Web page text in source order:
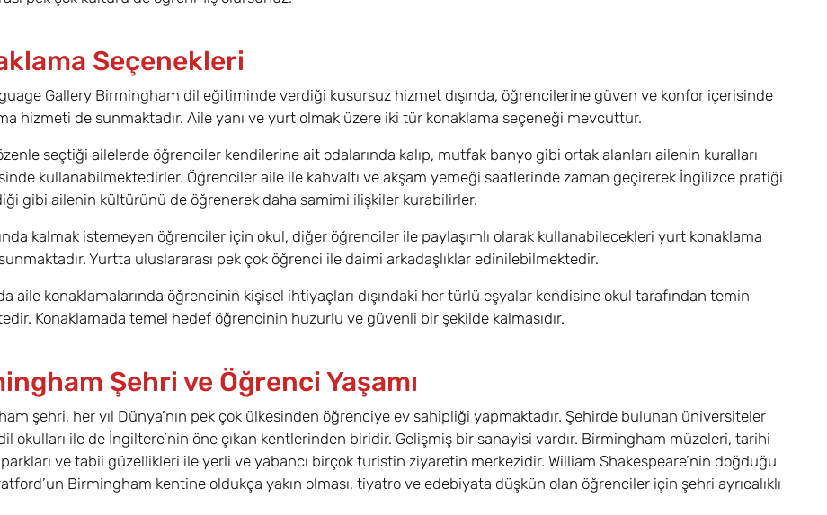
Seçenekleri
Gallery Birmingham dil eğitiminde verdiği kusursuz hizmet dışında, öğrencilerine güven ve konfor içerisinde
hizmeti de sunmaktadır. Aile yanı ve yurt olmak üzere iki tür konaklama seçeneği mevcuttur.
seçtiği ailelerde öğrenciler kendilerine ait odalarında kalıp, mutfak banyo gibi ortak alanları ailenin kuralları
kullanabilmektedirler. Öğrenciler aile ile kahvaltı ve akşam yemeği saatlerinde zaman geçirerek İngilizce pratiği
gibi ailenin kültürünü de öğrenerek daha samimi ilişkiler kurabilirler.
kalmak istemeyen öğrenciler için okul, diğer öğrenciler ile paylaşımlı olarak kullanabilecekleri yurt konaklama
Yurtta uluslararası pek çok öğrenci ile daimi arkadaşlıklar edinilebilmektedir.
aile konaklamalarında öğrencinin kişisel ihtiyaçları dışındaki her türlü eşyalar kendisine okul tarafından temin
Konaklamada temel hedef öğrencinin huzurlu ve güvenli bir şekilde kalmasıdır.
Şehri ve Öğrenci Yaşamı
şehri, her yıl Dünya’nın pek çok ülkesinden öğrenciye ev sahipliği yapmaktadır. Şehirde bulunan üniversiteler
dil okulları ile de İngiltere’nin öne çıkan kentlerinden biridir. Gelişmiş bir sanayisi vardır. Birmingham müzeleri, tarihi
parkları ve tabii güzellikleri ile yerli ve yabancı birçok turistin ziyaretin merkezidir. William Shakespeare’nin doğduğu
Birmingham kentine oldukça yakın olması, tiyatro ve edebiyata düşkün olan öğrenciler için şehri ayrıcalıklı